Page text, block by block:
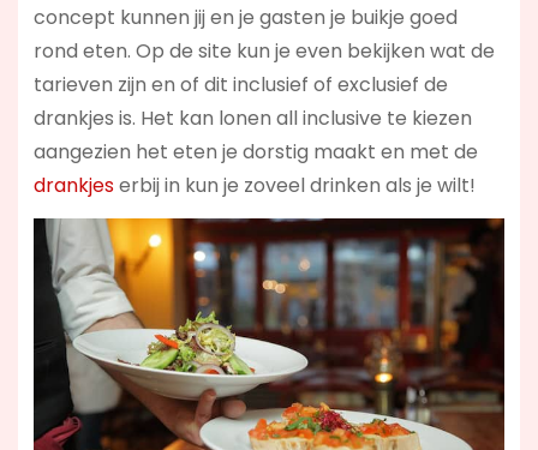
concept kunnen jij en je gasten je buikje goed
rond eten. Op de site kun je even bekijken wat de
tarieven zijn en of dit inclusief of exclusief de
drankjes is. Het kan lonen all inclusive te kiezen
aangezien het eten je dorstig maakt en met de
drankjeserbij in kun je zoveel drinken als je wilt!